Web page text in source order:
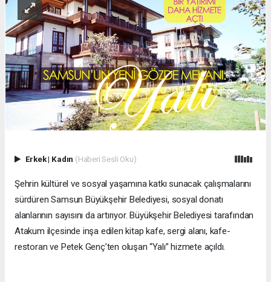
Erkek| Kadın (Haberi Sesli Oku)
Şehrin kültürel ve sosyal yaşamına katkı sunacak çalışmalarını
sürdüren Samsun Büyükşehir Belediyesi, sosyal donatı
alanlarının sayısını da artırıyor. Büyükşehir Belediyesi tarafından
Atakum ilçesinde inşa edilen kitap kafe, sergi alanı, kafe-
restoran ve Petek Genç’ten oluşan “Yalı” hizmete açıldı.